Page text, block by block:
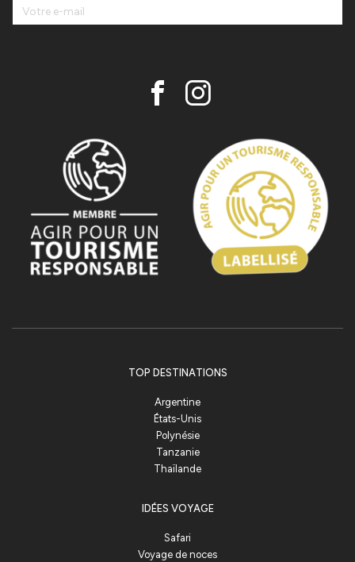
TOP DESTINATIONS
Argentine
États-Unis
Polynésie
Tanzanie
Thaïlande
IDÉES VOYAGE
Safari
Voyage de noces